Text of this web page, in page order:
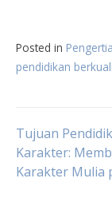
Posted in
pendidikan
Post
Tujuan
Karakter:
Karakter Mulia